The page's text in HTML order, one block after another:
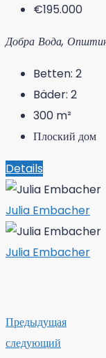
€195.000
Добра Вода,
Betten: 2
Bäder: 2
300 m²
Плоский дом
Details
Julia Embacher
Julia Embacher
Предыдущая
следующий